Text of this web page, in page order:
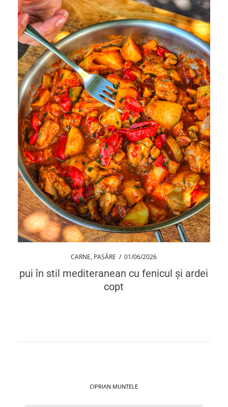
CARNE, PASĂRE / 01/06/2026
pui în stil mediteranean cu fenicul și ardei
copt
CIPRIAN MUNTELE